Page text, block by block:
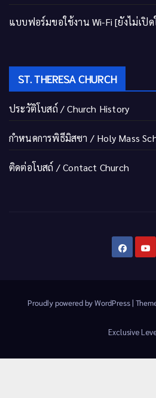
แบบฟอร์มขอใช้งาน Wi-Fi [ยังไม่เปิด
ST. THERESA CHURCH
ประวัติโบสถ์ / Church History
กำหนดการพิธีมิสซา / Holy Mass
ติดต่อโบสถ์ / Contact Church
Proudly powered by WordPress|
Exclusive